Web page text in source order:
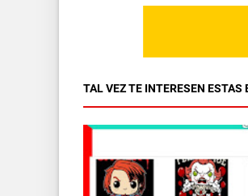
TAL VEZ TE INTERESEN ESTAS